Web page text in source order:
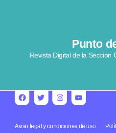
Punto
Revista Digital de la Sección
Aviso legal y condiciones de uso